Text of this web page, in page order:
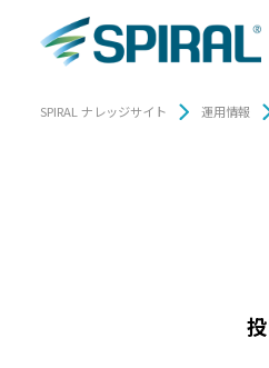
SPIRAL ナレッジサイト 運用情報